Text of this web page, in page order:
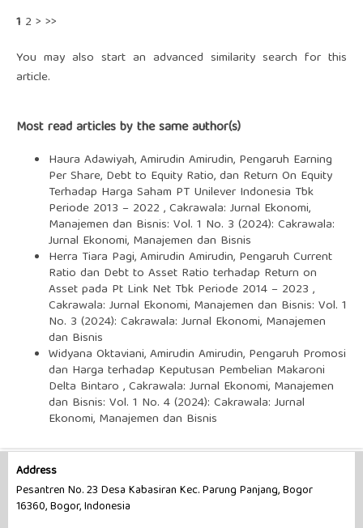
1 2 > >>
You may also start an advanced similarity search for this
article.
Most read articles by the same author(s)
Haura Adawiyah, Amirudin Amirudin, Pengaruh Earning
Per Share, Debt to Equity Ratio, dan Return On Equity
Terhadap Harga Saham PT Unilever Indonesia Tbk
Periode 2013 – 2022 ,Cakrawala: Jurnal Ekonomi,
Manajemen dan Bisnis: Vol. 1 No. 3 (2024): Cakrawala:
Jurnal Ekonomi, Manajemen dan Bisnis
Herra Tiara Pagi, Amirudin Amirudin, Pengaruh Current
Ratio dan Debt to Asset Ratio terhadap Return on
Asset pada Pt Link Net Tbk Periode 2014 – 2023 ,
Cakrawala: Jurnal Ekonomi, Manajemen dan Bisnis: Vol. 1
No. 3 (2024): Cakrawala: Jurnal Ekonomi, Manajemen
dan Bisnis
Widyana Oktaviani, Amirudin Amirudin, Pengaruh Promosi
dan Harga terhadap Keputusan Pembelian Makaroni
Delta Bintaro ,Cakrawala: Jurnal Ekonomi, Manajemen
dan Bisnis: Vol. 1 No. 4 (2024): Cakrawala: Jurnal
Ekonomi, Manajemen dan Bisnis
Address
Pesantren No. 23 Desa Kabasiran Kec. Parung Panjang, Bogor
16360, Bogor, Indonesia